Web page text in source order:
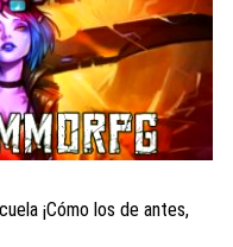
¡Cómo los de antes,